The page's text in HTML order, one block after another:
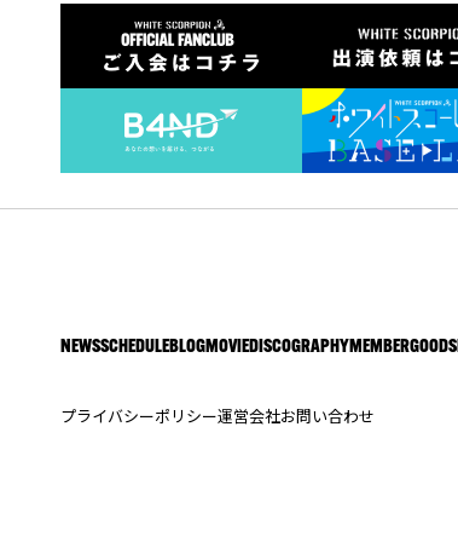
NEWSSCHEDULE BLOGMOVIE DISCOGRAPHY MEMBERGOODS
プライバシーポリシー運営会社お問い合わせ